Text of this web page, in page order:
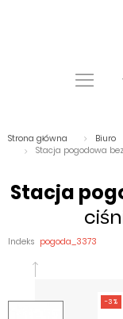
Strona główna Biuro
Stacja pogodowa
Stacja
Indeks pogoda_3373
-3%